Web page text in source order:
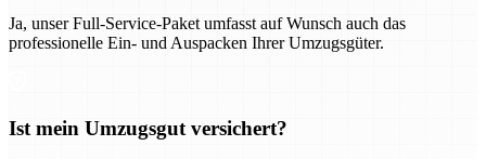
Ja, unser Full-Service-Paket umfasst auf Wunsch auch das
professionelle Ein- und Auspacken Ihrer Umzugsgüter.
Ist mein Umzugsgut versichert?